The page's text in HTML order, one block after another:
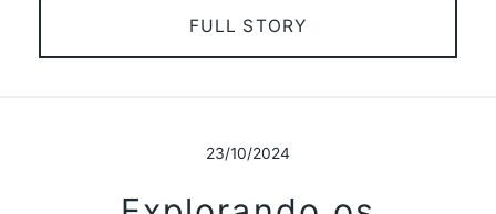
FULL STORY
23/10/2024